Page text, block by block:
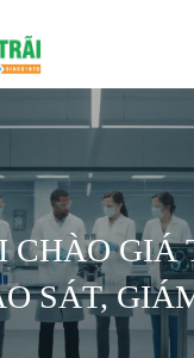
CHÀO GIÁ
SÁT,
HƯ